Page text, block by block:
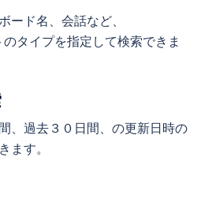
ード名、会話など、
タイプを指定して検索できま
、過去３０日間、の更新日時の
ます。